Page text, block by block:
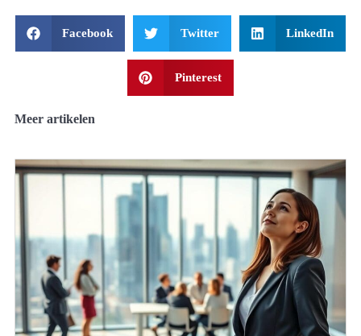
Facebook Twitter LinkedIn
Pinterest
Meer artikelen